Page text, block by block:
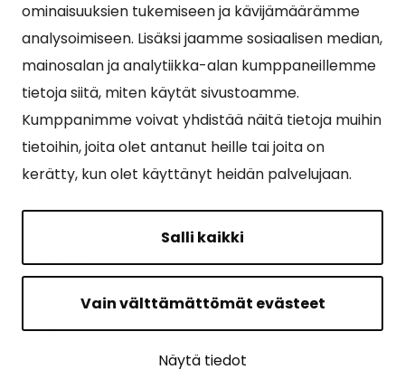
ominaisuuksien tukemiseen ja kävijämäärämme
analysoimiseen. Lisäksi jaamme sosiaalisen median,
mainosalan ja analytiikka-alan kumppaneillemme
tietoja siitä, miten käytät sivustoamme.
Kumppanimme voivat yhdistää näitä tietoja muihin
tietoihin, joita olet antanut heille tai joita on
kerätty, kun olet käyttänyt heidän palvelujaan.
Salli kaikki
Vain välttämättömät evästeet
Näytä tiedot
Esityslistat, pöytäkirjat, viranhaltijapäätökset ja
kuulutukset
Tietoa ja ohjeistusta koronavirukseen liittyen
Asiointipiste
Sähköinen asiointi
Yhteydenotto
Tilavaraus
Ruokalistat